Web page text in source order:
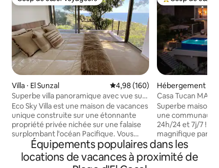
Coup de cœur voyageurs
Villa ⋅ El Sunzal Évaluation moyenne sur la
4,98 (160)
Superbe villa panoramique avec vue sur
l'océan
Eco Sky Villa est une maison de vacances
unique construite sur une étonnante
propriété privée nichée sur une falaise
surplombant l'océan Pacifique. Vous
apprécierez les brises fraîches du
sommet de la colline sur une large
terrasse flottante sous de grands
Coups de cœur
Hébergement ⋅ El
Casa Tucan
SPECTACULAIRE
Superbe maison
une
24h/24 et 7j/7 ! Évadez-vous dans notre
magnifique
immergez-vous
Tucan, une
rénovée qui allie
Équipements populaires dans les
locations de vacances à proximité de